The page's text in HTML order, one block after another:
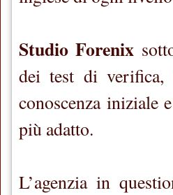
Studio Forenix
dei test di
conoscenza iniziale
più adatto.
L’agenzia in